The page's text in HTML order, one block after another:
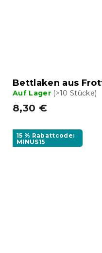
Bettlaken aus
Auf Lager (>10 Stücke)
8,30 €
15 % Rabattcode:
MINUS15